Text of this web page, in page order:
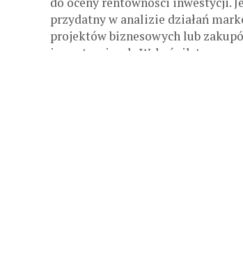
przydatny w analizie działań
projektów biznesowych lub
inwestycyjnych. Wskaźnik ten